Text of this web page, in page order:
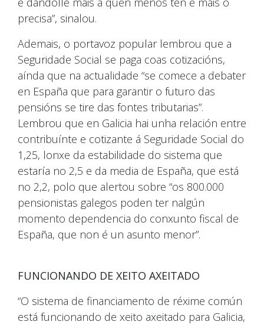
precisa”, sinalou.
Ademais, o portavoz popular lembrou que a
Seguridade Social se paga coas cotizacións,
aínda que na actualidade “se comece a debater
en España que para garantir o futuro das
pensións se tire das fontes tributarias”.
Lembrou que en Galicia hai unha relación entre
contribuínte e cotizante á Seguridade Social do
1,25, lonxe da estabilidade do sistema que
estaría no 2,5 e da media de España, que está
no 2,2, polo que alertou sobre “os 800.000
pensionistas galegos poden ter nalgún
momento dependencia do conxunto fiscal de
España, que non é un asunto menor”.
FUNCIONANDO DE XEITO AXEITADO
“O sistema de financiamento de réxime común
está funcionando de xeito axeitado para Galicia,